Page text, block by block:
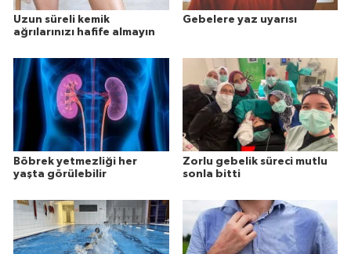
Uzun süreli kemik
ağrılarınızı hafife almayın
Gebelere yaz uyarısı
Böbrek yetmezliği her
yaşta görülebilir
Zorlu gebelik süreci mutlu
sonla bitti